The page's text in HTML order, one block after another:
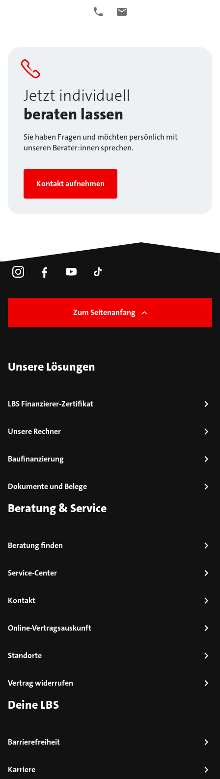
Jetzt individuell
beraten lassen
Sie haben Fragen und möchten persönlich mit
unseren Berater:innen sprechen.
Kontakt aufnehmen
Zum Seitenanfang
Unsere Lösungen
LBS Finanzierer-Zertifikat
Unsere Rechner
Baufinanzierung
Dokumente und Belege
Beratung & Service
Beratung finden
Service-Center
Kontakt
Online-Vertragsauskunft
Standorte
Vertrag widerrufen
Deine LBS
Barrierefreiheit
Karriere